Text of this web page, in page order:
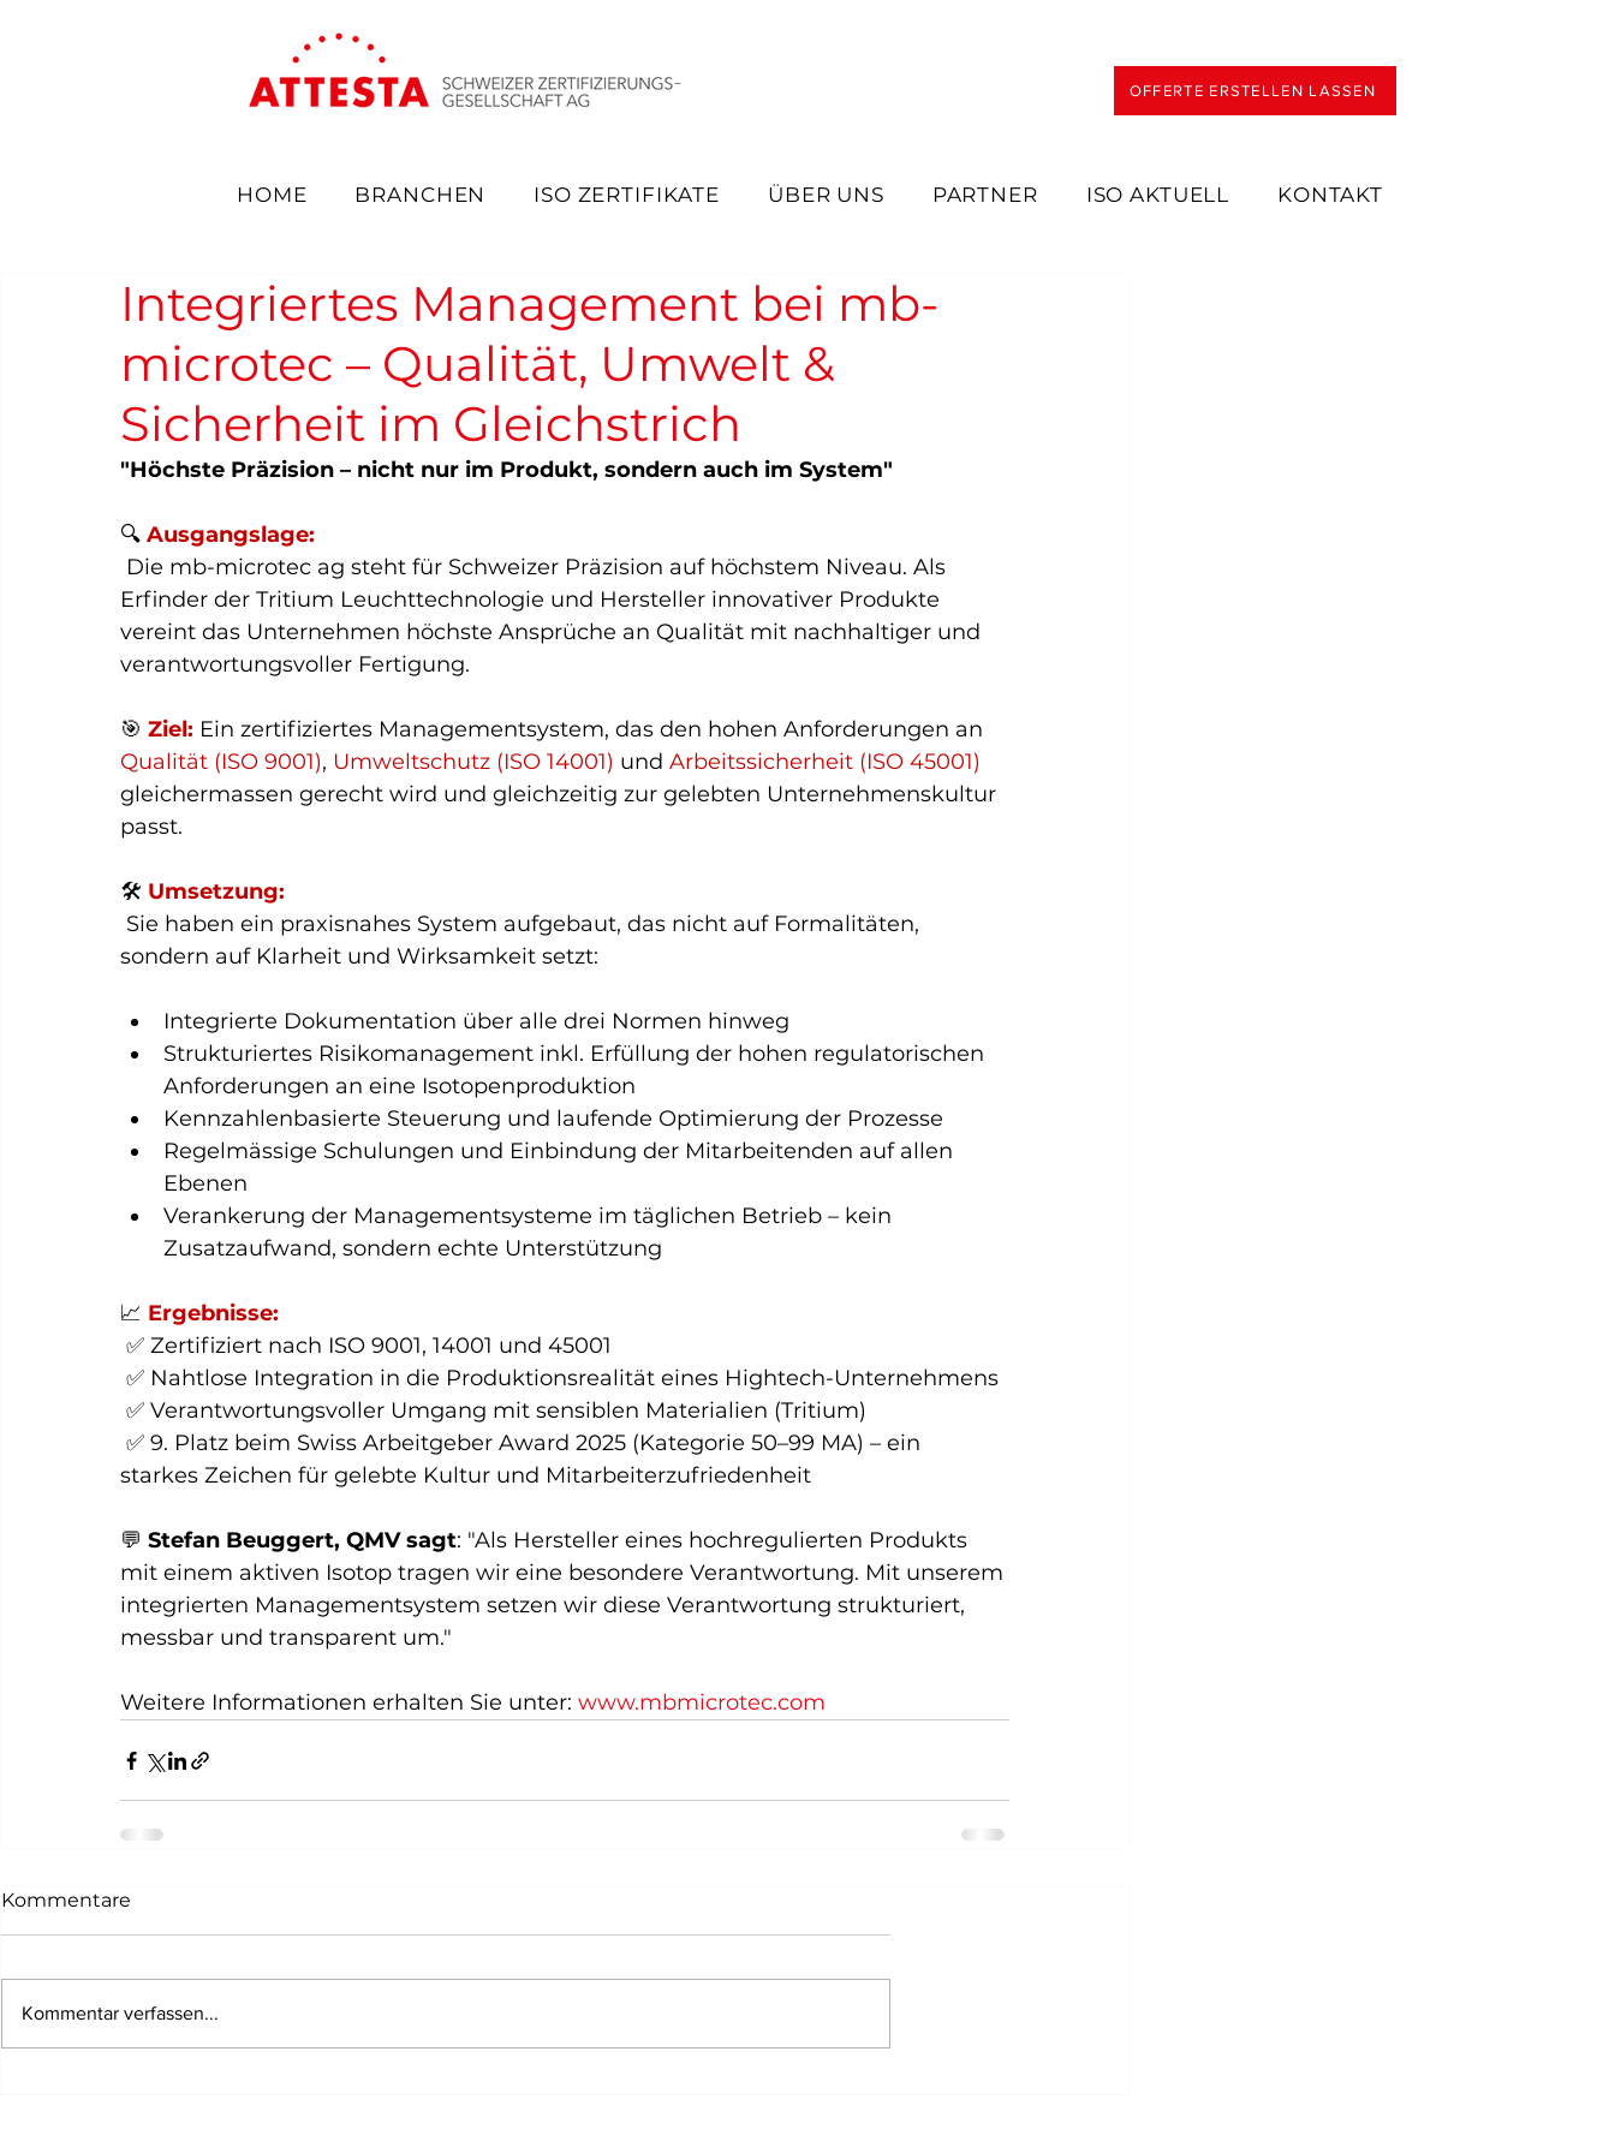
OFFERTE ERSTELLEN LASSEN
HOME BRANCHEN ISO ZERTIFIKATE ÜBER UNS PARTNER ISO AKTUELL KONTAKT
Integriertes Management bei mb-
microtec – Qualität, Umwelt &
Sicherheit im Gleichstrich
"Höchste Präzision – nicht nur im Produkt, sondern auch im System"
🔍 Ausgangslage:
Die mb-microtec ag steht für Schweizer Präzision auf höchstem Niveau. Als
Erfinder der Tritium Leuchttechnologie und Hersteller innovativer Produkte
vereint das Unternehmen höchste Ansprüche an Qualität mit nachhaltiger und
verantwortungsvoller Fertigung.
🎯 Ziel: Ein zertifiziertes Managementsystem, das den hohen Anforderungen an
Qualität (ISO 9001), Umweltschutz (ISO 14001) und Arbeitssicherheit (ISO 45001)
gleichermassen gerecht wird und gleichzeitig zur gelebten Unternehmenskultur
passt.
🛠️ Umsetzung:
Sie haben ein praxisnahes System aufgebaut, das nicht auf Formalitäten,
sondern auf Klarheit und Wirksamkeit setzt:
Integrierte Dokumentation über alle drei Normen hinweg
Strukturiertes Risikomanagement inkl. Erfüllung der hohen regulatorischen
Anforderungen an eine Isotopenproduktion
Kennzahlenbasierte Steuerung und laufende Optimierung der Prozesse
Regelmässige Schulungen und Einbindung der Mitarbeitenden auf allen
Ebenen
Verankerung der Managementsysteme im täglichen Betrieb – kein
Zusatzaufwand, sondern echte Unterstützung
📈 Ergebnisse:
✅ Zertifiziert nach ISO 9001, 14001 und 45001
✅ Nahtlose Integration in die Produktionsrealität eines Hightech-Unternehmens
✅ Verantwortungsvoller Umgang mit sensiblen Materialien (Tritium)
✅ 9. Platz beim Swiss Arbeitgeber Award 2025 (Kategorie 50–99 MA) – ein
starkes Zeichen für gelebte Kultur und Mitarbeiterzufriedenheit
💬 Stefan Beuggert, QMV sagt: "Als Hersteller eines hochregulierten Produkts
mit einem aktiven Isotop tragen wir eine besondere Verantwortung. Mit unserem
integrierten Managementsystem setzen wir diese Verantwortung strukturiert,
messbar und transparent um."
Weitere Informationen erhalten Sie unter: www.mbmicrotec.com
Kommentare
Kommentar verfassen...